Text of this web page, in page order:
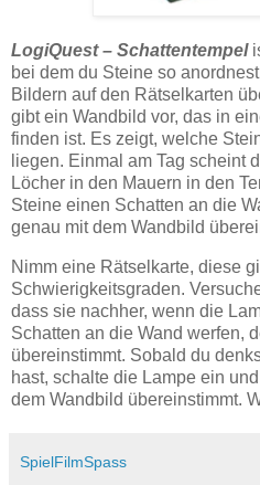
LogiQuest – Schattentempel
bei dem du Steine so
Bildern auf den Rätselkarten
gibt ein Wandbild vor, das in
finden ist. Es zeigt, welche
liegen. Einmal am Tag scheint
Löcher in den Mauern in den
Steine einen Schatten an die
genau mit dem Wandbild
Nimm eine Rätselkarte, diese
Schwierigkeitsgraden.
dass sie nachher, wenn die
Schatten an die Wand werfen,
übereinstimmt. Sobald du
hast, schalte die Lampe ein
dem Wandbild übereinstimmt.
SpielFilmSpass